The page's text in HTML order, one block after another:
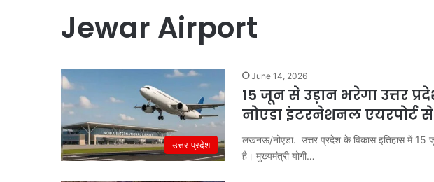
Jewar Airport
उत्तर प्रदेश
June 14, 2026
15 जून से उड़ान भरेगा उत्तर
नोएडा इंटरनेशनल एयरपोर्ट
लखनऊ/नोएडा. उत्तर प्रदेश के विकास इतिहास में 15
है। मुख्यमंत्री योगी…